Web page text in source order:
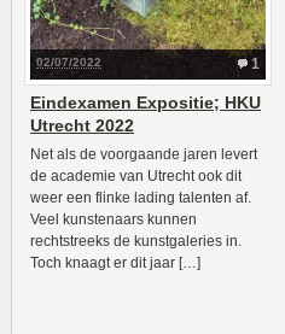
1
02/07/2022
Eindexamen Expositie; HKU
Utrecht 2022
Net als de voorgaande jaren levert
de academie van Utrecht ook dit
weer een flinke lading talenten af.
Veel kunstenaars kunnen
rechtstreeks de kunstgaleries in.
Toch knaagt er dit jaar […]